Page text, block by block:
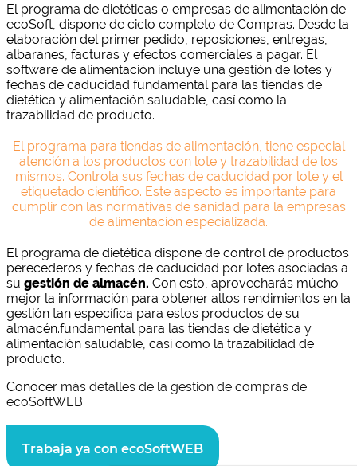
El programa de dietéticas o empresas de alimentación de
ecoSoft, dispone de ciclo completo de Compras. Desde la
elaboración del primer pedido, reposiciones, entregas,
albaranes, facturas y efectos comerciales a pagar. El
software de alimentación incluye una gestión de lotes y
fechas de caducidad fundamental para las tiendas de
dietética y alimentación saludable, casí como la
trazabilidad de producto.
El programa para tiendas de alimentación, tiene especial
atención a los productos con lote y trazabilidad de los
mismos. Controla sus fechas de caducidad por lote y el
etiquetado científico. Este aspecto es importante para
cumplir con las normativas de sanidad para la empresas
de alimentación especializada.
El programa de dietética dispone de control de productos
perecederos y fechas de caducidad por lotes asociadas a
su gestión de almacén. Con esto, aprovecharás múcho
mejor la información para obtener altos rendimientos en la
gestión tan específica para estos productos de su
almacén.fundamental para las tiendas de dietética y
alimentación saludable, casí como la trazabilidad de
producto.
Conocer más detalles de la gestión de compras de
ecoSoftWEB
Trabaja ya con ecoSoftWEB